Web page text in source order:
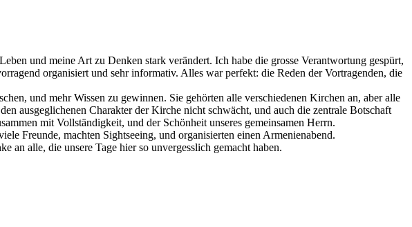
und meine Art zu Denken stark verändert. Ich habe die grosse Verantwortung gespürt,
organisiert und sehr informativ. Alles war perfekt: die Reden der Vortragenden, die
und mehr Wissen zu gewinnen. Sie gehörten alle verschiedenen Kirchen an, aber alle
ausgeglichenen Charakter der Kirche nicht schwächt, und auch die zentrale Botschaft
mit Vollständigkeit, und der Schönheit unseres gemeinsamen Herrn.
Freunde, machten Sightseeing, und organisierten einen Armenienabend.
alle, die unsere Tage hier so unvergesslich gemacht haben.